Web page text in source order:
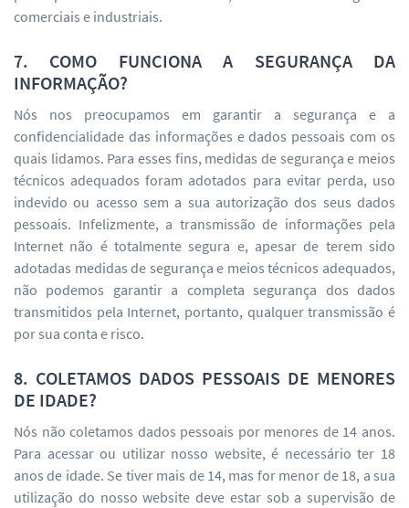
comerciais e industriais.
7. COMO FUNCIONA A SEGURANÇA DA
INFORMAÇÃO?
Nós nos preocupamos em garantir a segurança e a
confidencialidade das informações e dados pessoais com os
quais lidamos. Para esses fins, medidas de segurança e meios
técnicos adequados foram adotados para evitar perda, uso
indevido ou acesso sem a sua autorização dos seus dados
pessoais. Infelizmente, a transmissão de informações pela
Internet não é totalmente segura e, apesar de terem sido
adotadas medidas de segurança e meios técnicos adequados,
não podemos garantir a completa segurança dos dados
transmitidos pela Internet, portanto, qualquer transmissão é
por sua conta e risco.
8. COLETAMOS DADOS PESSOAIS DE MENORES
DE IDADE?
Nós não coletamos dados pessoais por menores de 14 anos.
Para acessar ou utilizar nosso website, é necessário ter 18
anos de idade. Se tiver mais de 14, mas for menor de 18, a sua
utilização do nosso website deve estar sob a supervisão de